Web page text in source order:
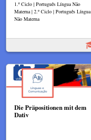
1.º Ciclo | Português Língua Não
Materna | 2.º Ciclo | Português Língua
Não Materna
Die Präpositionen mit dem
Dativ